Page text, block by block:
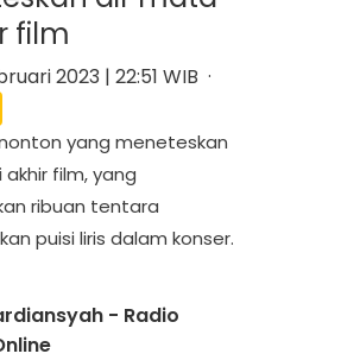
film
2023 | 22:51 WIB ·
yang meneteskan
film, yang
ribuan tentara
puisi liris dalam konser.
- Radio